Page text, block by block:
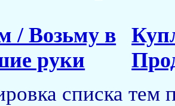
/ Возьму в
руки
списка тем